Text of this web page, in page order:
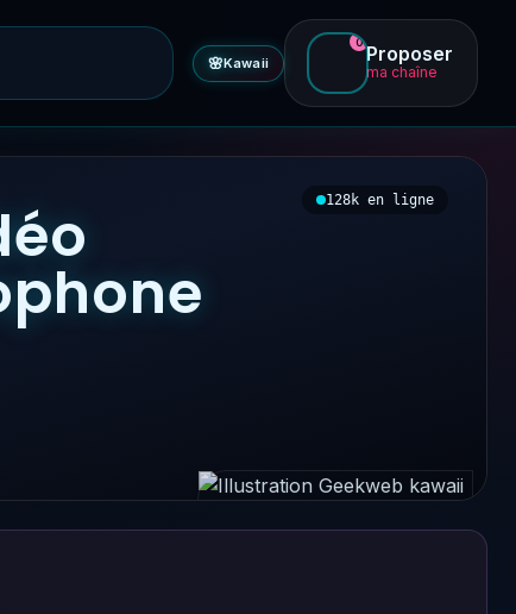
🌸Kawaii
0 Proposer
ma chaîne
128k en ligne